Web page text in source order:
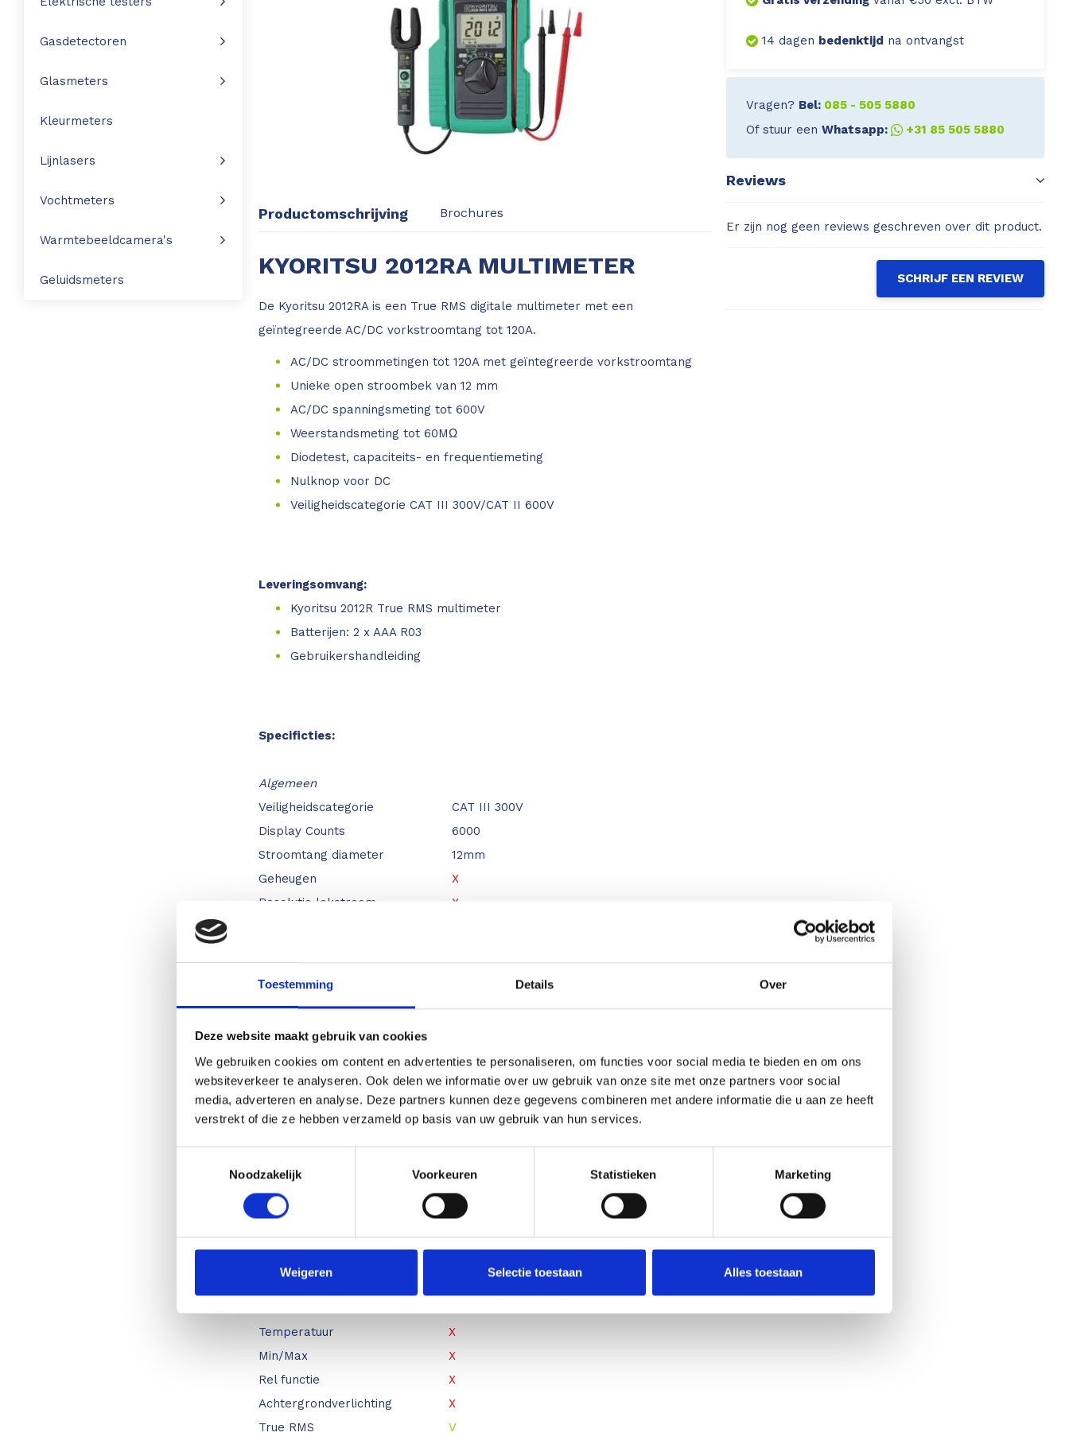
Toestemming Details Over
Deze website maakt gebruik van cookies
We gebruiken cookies om content en advertenties te personaliseren, om functies voor social media te bieden en om ons
websiteverkeer te analyseren. Ook delen we informatie over uw gebruik van onze site met onze partners voor social
media, adverteren en analyse. Deze partners kunnen deze gegevens combineren met andere informatie die u aan ze heeft
verstrekt of die ze hebben verzameld op basis van uw gebruik van hun services.
Noodzakelijk
Voorkeuren Statistieken Marketing
Weigeren Selectie toestaan Alles toestaan
Gasdetectoren
Glasmeters
Kleurmeters
Lijnlasers
Vochtmeters
Warmtebeeldcamera's
Geluidsmeters
Productomschrijving Brochures
KYORITSU 2012RA MULTIMETER
De Kyoritsu 2012RA is een True RMS digitale multimeter met een
geïntegreerde AC/DC vorkstroomtang tot 120A.
AC/DC stroommetingen tot 120A met geïntegreerde vorkstroomtang
Unieke open stroombek van 12 mm
AC/DC spanningsmeting tot 600V
Weerstandsmeting tot 60MΩ
Diodetest, capaciteits- en frequentiemeting
Nulknop voor DC
Veiligheidscategorie CAT III 300V/CAT II 600V
Leveringsomvang:
Kyoritsu 2012R True RMS multimeter
Batterijen: 2 x AAA R03
Gebruikershandleiding
Specificties:
Algemeen
Veiligheidscategorie
CAT III 300V
Display Counts
6000
Stroomtang diameter 12mm
Geheugen
X
Resolutie lekstroom
X
AC spanning
DC spanning600V
AC stroom
120A
DC stroom
120A
Doorbeltest
Temperatuur
X
Min/Max
X
Rel functie
X
Achtergrondverlichting
X
True RMS
V
14 dagen bedenktijd na ontvangst
Vragen? Bel: 085 - 505 5880
Of stuur een Whatsapp: +31 85 505 5880
Reviews
Er zijn nog geen reviews geschreven over dit product.
SCHRIJF EEN REVIEW